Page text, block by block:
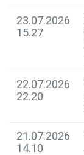
23.07.2026
15.27
22.07.2026
22.20
21.07.2026
14.10